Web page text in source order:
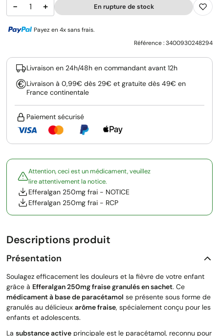
− + En rupture de stock
Payez en 4x sans frais.
Référence :3400930248294
Livraison en 24h/48h en commandant avant 12h
Livraison à 0,99€ dès 29€ et gratuite dès 49€ en
France continentale
Paiement sécurisé
Attention, ceci est un médicament, veuillez
lire attentivement la notice.
Efferalgan 250mg frai - NOTICE
Efferalgan 250mg frai - RCP
Descriptions produit
Présentation
Soulagez efficacement les douleurs et la fièvre de votre enfant
grâce à Efferalgan 250mg fraise granulés en sachet. Ce
médicament à base de paracétamol se présente sous forme de
granulés au délicieux arôme fraise, spécialement conçu pour les
enfants et adolescents.
La substance active principale est le paracétamol, reconnu pour